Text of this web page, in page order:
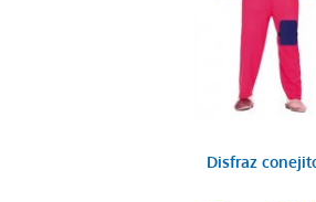
Disfraz